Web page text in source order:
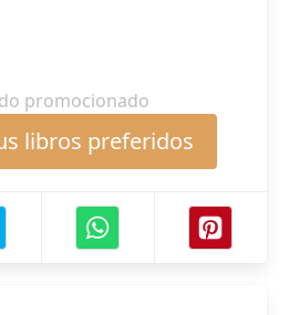
promocionado
libros preferidos